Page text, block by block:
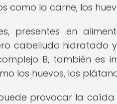
como la carne, los
presentes en
cabelludo hidratado
B, también es
los huevos, los
provocar la